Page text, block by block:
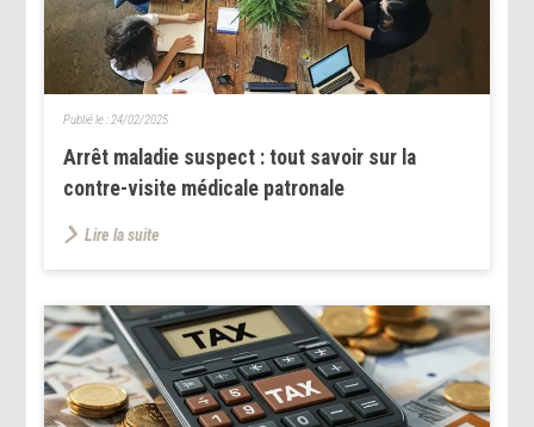
Arrêt maladie suspect : tout savoir sur la
contre-visite médicale patronale
Publié le : 24/02/2025
Lire la suite